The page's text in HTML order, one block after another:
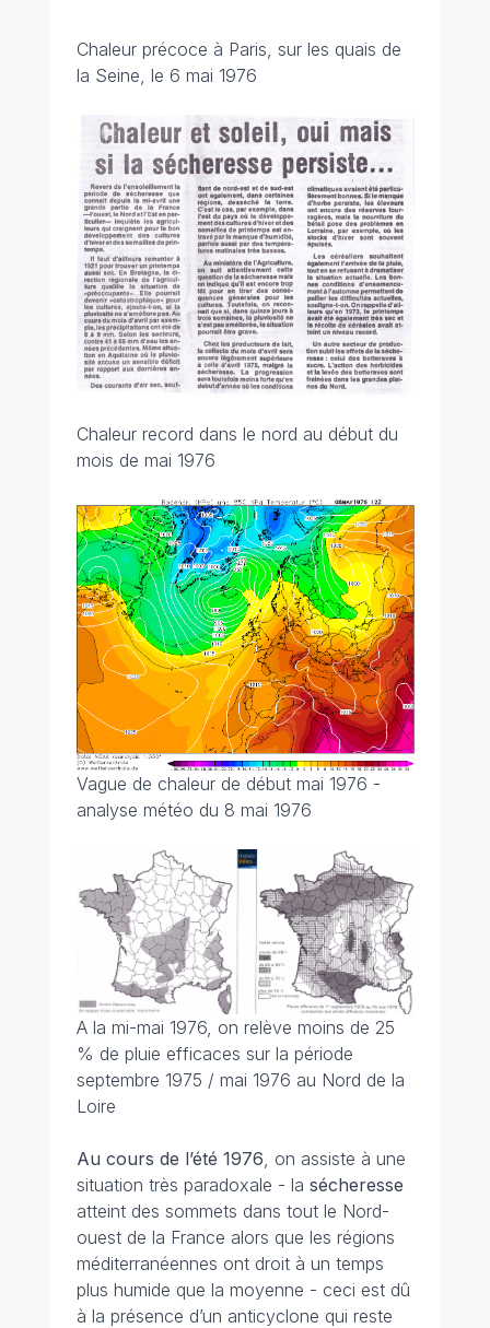
Chaleur précoce à Paris, sur les quais de
la Seine, le 6 mai 1976
Chaleur record dans le nord au début du
mois de mai 1976
Vague de chaleur de début mai 1976 -
analyse météo du 8 mai 1976
A la mi-mai 1976, on relève moins de 25
% de pluie efficaces sur la période
septembre 1975 / mai 1976 au Nord de la
Loire
Au cours de l’été 1976 , on assiste à une
situation très paradoxale - la sécheresse
atteint des sommets dans tout le Nord-
ouest de la France alors que les régions
méditerranéennes ont droit à un temps
plus humide que la moyenne - ceci est dû
à la présence d’un anticyclone qui reste